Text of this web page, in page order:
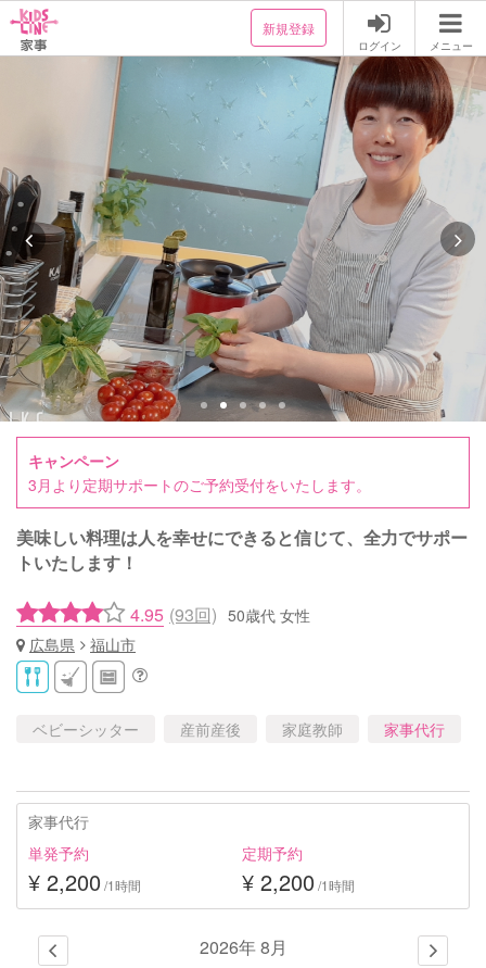
新規登録
ログイン メニュー
キャンペーン
3月より定期サポートのご予約受付をいたします。
美味しい料理は人を幸せにできると信じて、全力でサポー
トいたします！
4.95 (93回) 50歳代 女性
広島県
福山市
ベビーシッター 産前産後 家庭教師 家事代行
家事代行
単発予約
¥ 2,200 /1時間
定期予約
¥ 2,200 /1時間
2026年 8月